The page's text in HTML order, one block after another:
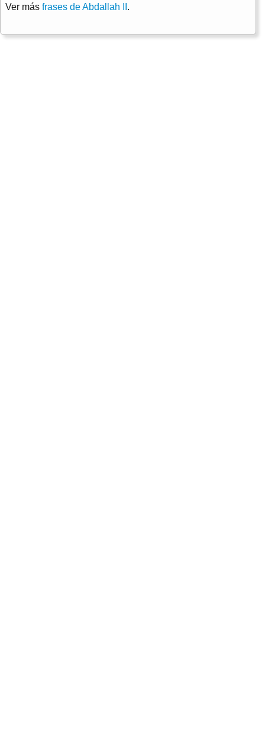
Ver más frases de Abdallah II .